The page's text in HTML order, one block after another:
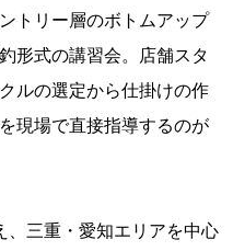
トリー層のボトムアップ
形式の講習会。店舗スタ
ルの選定から仕掛けの作
現場で直接指導するのが
三重・愛知エリアを中心